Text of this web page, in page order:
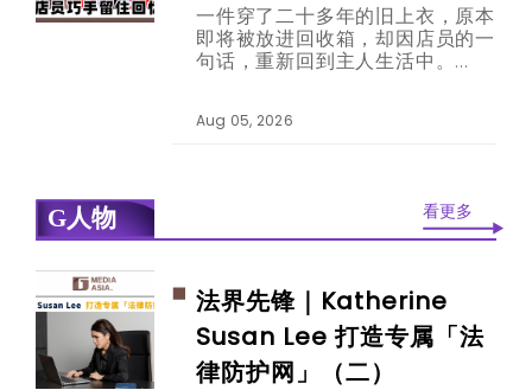
一件穿了二十多年的旧上衣，原本
即将被放进回收箱，却因店员的一
句话，重新回到主人生活中。
Aug 05, 2026
G人物 看更多
法界先锋｜Katherine
Susan Lee 打造专属「法
律防护网」（二）